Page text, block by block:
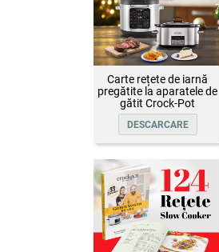
Carte rețete de iarnă
pregătite la aparatele de
gătit Crock-Pot
DESCARCARE